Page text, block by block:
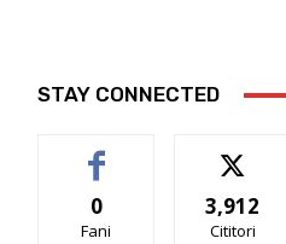
STAY CONNECTED
0
Fani
3,912
Cititori